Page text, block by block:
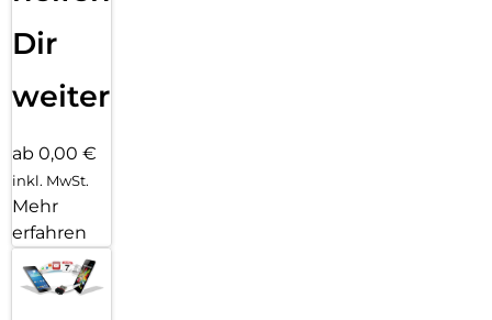
Dir
weiter
ab 0,00 €
inkl. MwSt.
Mehr
erfahren